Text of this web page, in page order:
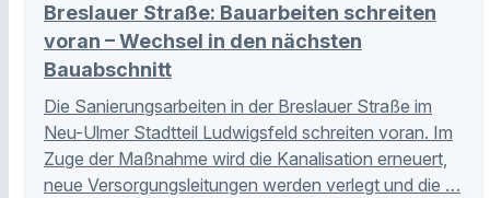
Breslauer Straße: Bauarbeiten schreiten
voran – Wechsel in den nächsten
Bauabschnitt
Die Sanierungsarbeiten in der Breslauer Straße im
Neu-Ulmer Stadtteil Ludwigsfeld schreiten voran. Im
Zuge der Maßnahme wird die Kanalisation erneuert,
neue Versorgungsleitungen werden verlegt und die …